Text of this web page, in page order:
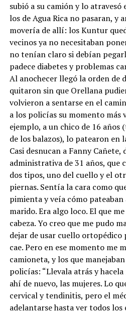
subió a su camión y lo atravesó
los de Agua Rica no pasaran, y
movería de allí: los Kuntur
vecinos ya no necesitaban
no tenían claro si debían
padece diabetes y problemas
Al anochecer llegó la orden de
quitaron sin que Orellana
volvieron a sentarse en el
a los policías su momento más
ejemplo, a un chico de 16 años
de los balazos), lo patearon en
Casi desnucan a Fanny Cañete,
administrativa de 31 años, que
dos tipos, uno del cuello y el
piernas. Sentía la cara como
pimienta y veía cómo pateaban
marido. Era algo loco. El que
cabeza. Yo creo que me pudo
dejar de usar cuello ortopédico
cae. Pero en ese momento me
camioneta, y los que
policías: “Llevala atrás y
ahí de nuevo, las mujeres. Lo
cervical y tendinitis, pero el
adelantarse hasta ver todos los